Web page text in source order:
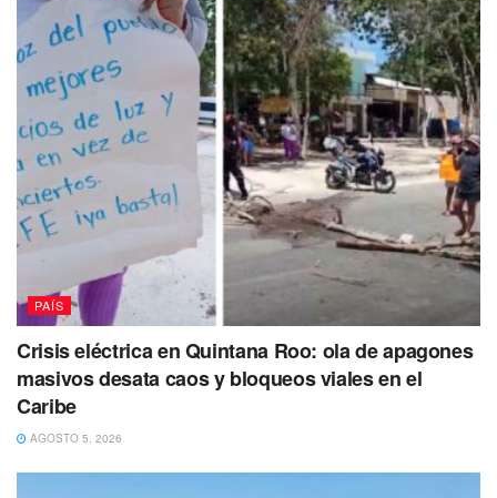
PAÍS
Crisis eléctrica en Quintana Roo: ola de apagones
masivos desata caos y bloqueos viales en el
Caribe
AGOSTO 5, 2026